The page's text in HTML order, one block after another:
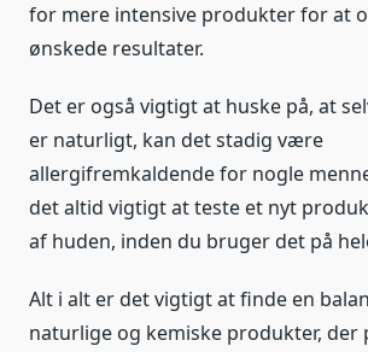
for mere intensive produkter for at
ønskede resultater.
Det er også vigtigt at huske på, at
er naturligt, kan det stadig være
allergifremkaldende for nogle
det altid vigtigt at teste et nyt
af huden, inden du bruger det på
Alt i alt er det vigtigt at finde en
naturlige og kemiske produkter, der